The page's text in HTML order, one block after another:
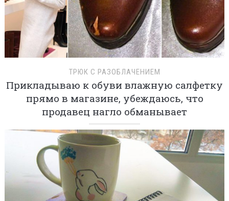
ТРЮК С РАЗОБЛАЧЕНИЕМ
Прикладываю к обуви влажную салфетку
прямо в магазине, убеждаюсь, что
продавец нагло обманывает